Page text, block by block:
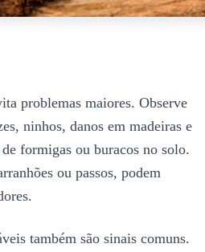
problemas maiores. Observe
ninhos, danos em madeiras e
formigas ou buracos no solo.
ou passos, podem
também são sinais comuns.